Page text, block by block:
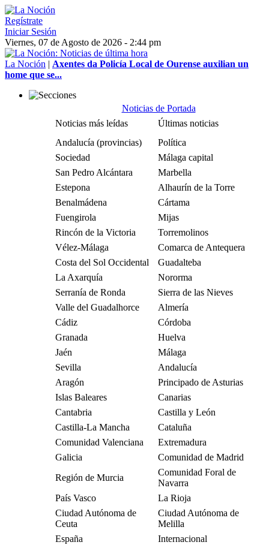
Regístrate
Iniciar Sesión
Viernes, 07 de Agosto de 2026 - 2:44 pm
La Noción | Axentes da Policía Local de Ourense auxilian un
home que se...
Noticias de Portada
Noticias más leídas
Últimas noticias
Andalucía (provincias)
Política
Sociedad
Málaga capital
San Pedro Alcántara
Marbella
Estepona
Alhaurín de la Torre
Benalmádena
Cártama
Fuengirola
Mijas
Rincón de la Victoria
Torremolinos
Vélez-Málaga
Comarca de Antequera
Costa del Sol Occidental
Guadalteba
La Axarquía
Nororma
Serranía de Ronda
Sierra de las Nieves
Valle del Guadalhorce
Almería
Cádiz
Córdoba
Granada
Huelva
Jaén
Málaga
Sevilla
Andalucía
Aragón
Principado de Asturias
Islas Baleares
Canarias
Cantabria
Castilla y León
Castilla-La Mancha
Cataluña
Comunidad Valenciana
Extremadura
Galicia
Comunidad de Madrid
Región de Murcia
Comunidad Foral de
Navarra
País Vasco
La Rioja
Ciudad Autónoma de
Ceuta
Ciudad Autónoma de
Melilla
España
Internacional